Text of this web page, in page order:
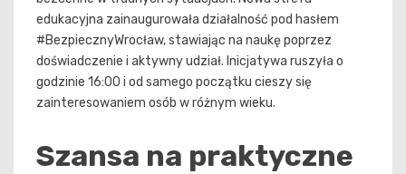
edukacyjna zainaugurowała działalność pod hasłem
#BezpiecznyWrocław, stawiając na naukę poprzez
doświadczenie i aktywny udział. Inicjatywa ruszyła o
godzinie 16:00 i od samego początku cieszy się
zainteresowaniem osób w różnym wieku.
Szansa na praktyczne